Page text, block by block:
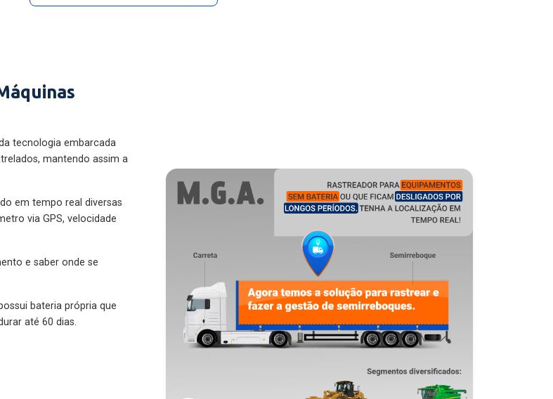
tecnologia embarcada
mantendo assim a
em tempo real diversas
via GPS, velocidade
e saber onde se
bateria própria que
até 60 dias.